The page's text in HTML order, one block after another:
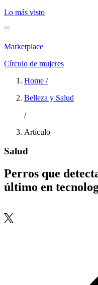
Lo más visto
Marketplace
Círculo de mujeres
Home /
Belleza y Salud
/
Artículo
Salud
Perros que
último en